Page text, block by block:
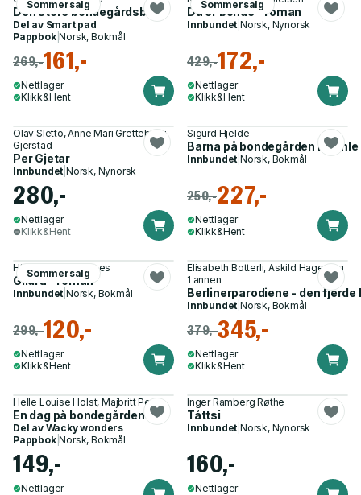
Sommersalg
Den store bondegårdsboka
Del av Smart pad
Pappbok|Norsk, Bokmål
269,-161,-
Nettlager
Klikk&Hent
Sommersalg
Du er bonde - roman
Innbundet |Norsk, Nynorsk
429,-172,-
Nettlager
Klikk&Hent
Olav Sletto, Anne Mari Gretteberg
Gjerstad
Per Gjetar
Innbundet |Norsk, Nynorsk
280,-
Nettlager
Klikk&Hent
Sigurd Hjelde
Barna på bondegården i
Innbundet |Norsk, Bokmål
250,-227,-
Nettlager
Klikk&Hent
Sommersalg
Hilde Susan Jægtnes
Gildra - roman
Innbundet |Norsk, Bokmål
299,-120,-
Nettlager
Klikk&Hent
Elisabeth Botterli, Askild Hagen og
1 annen
Berlinerparodiene - den
Innbundet |Norsk, Bokmål
379,-345,-
Nettlager
Klikk&Hent
Helle Louise Holst, Majbritt Perry
En dag på bondegården
Del av Wacky wonders
Pappbok|Norsk, Bokmål
149,-
Nettlager
Inger Ramberg Røthe
Tåttsi
Innbundet |Norsk, Nynorsk
160,-
Nettlager